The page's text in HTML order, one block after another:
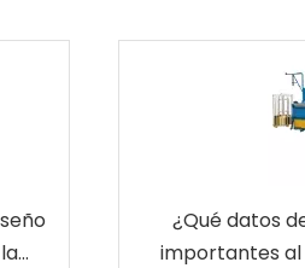
¿Qué datos
importantes